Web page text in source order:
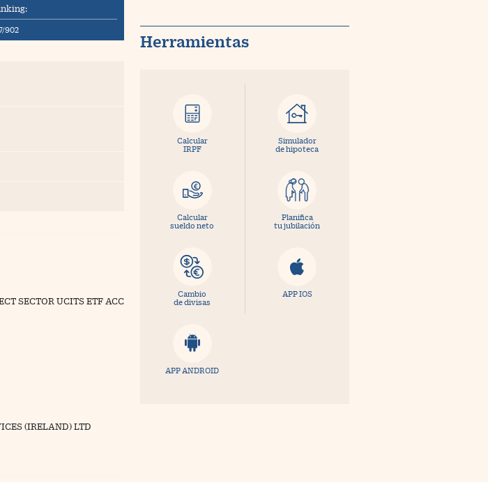
902
SECTOR UCITS ETF ACC
(IRELAND) LTD
Herramientas
Calcular
IRPF
Simulador
de hipoteca
Calcular
sueldo neto
Planifica
tu jubilación
Cambio
de divisas
APP IOS
APP ANDROID